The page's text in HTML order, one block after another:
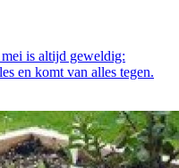
is altijd geweldig:
en komt van alles tegen.